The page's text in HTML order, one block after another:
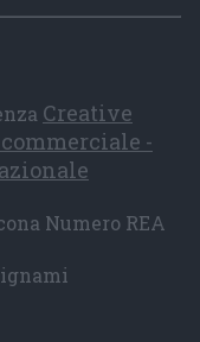
Creative
-
Numero REA